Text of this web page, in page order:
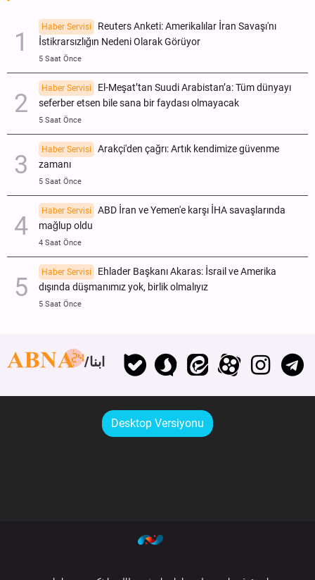
Haber Servisi
Reuters Anketi: Amerikalılar İran Savaşı'nı
İstikrarsızlığın Nedeni Olarak Görüyor
5 Saat Önce
Haber Servisi
El-Meşat’tan Suudi Arabistan’a: Tüm dünyayı
seferber etsen bile sana bir faydası olmayacak
5 Saat Önce
Haber Servisi
Arakçi'den çağrı: Artık kendimize güvenme
zamanı
5 Saat Önce
Haber Servisi
ABD İran ve Yemen'e karşı İHA savaşlarında
mağlup oldu
4 Saat Önce
Haber Servisi
Ehlader Başkanı Akaras: İsrail ve Amerika
dışında düşmanımız yok, birlik olmalıyız
5 Saat Önce
ابنا
Desktop Versiyonu